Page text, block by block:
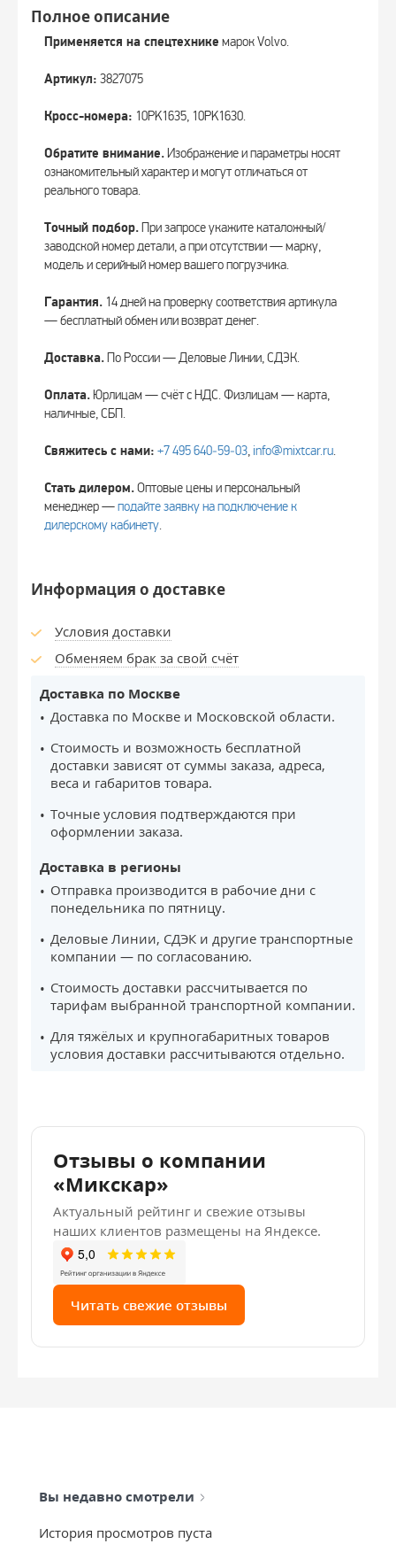
Полное описание
Применяется на спецтехнике марок Volvo.
Артикул: 3827075
Кросс-номера: 10PK1635, 10PK1630.
Обратите внимание.Изображение и параметры носят
ознакомительный характер и могут отличаться от
реального товара.
Точный подбор.При запросе укажите каталожный/
заводской номер детали, а при отсутствии — марку,
модель и серийный номер вашего погрузчика.
Гарантия. 14 дней на проверку соответствия артикула
— бесплатный обмен или возврат денег.
Доставка.По России — Деловые Линии, СДЭК.
Оплата. Юрлицам — счёт с НДС. Физлицам — карта,
наличные, СБП.
Свяжитесь с нами: +7 495 640‑59‑03, info@mixtcar.ru.
Стать дилером.Оптовые цены и персональный
менеджер —подайте заявку на подключение к
дилерскому кабинету.
Информация о доставке
Условия доставки
Обменяем брак за свой счёт
Доставка по Москве
Доставка по Москве и Московской области.
Стоимость и возможность бесплатной
доставки зависят от суммы заказа, адреса,
веса и габаритов товара.
Точные условия подтверждаются при
оформлении заказа.
Доставка в регионы
Отправка производится в рабочие дни с
понедельника по пятницу.
Деловые Линии, СДЭК и другие транспортные
компании — по согласованию.
Стоимость доставки рассчитывается по
тарифам выбранной транспортной компании.
Для тяжёлых и крупногабаритных товаров
условия доставки рассчитываются отдельно.
Отзывы о компании
«Микскар»
Актуальный рейтинг и свежие отзывы
наших клиентов размещены на Яндексе.
Читать свежие отзывы
Вы недавно смотрели
История просмотров пуста